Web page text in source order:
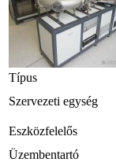
Típus
Szervezeti egység
Eszközfelelős
Üzembentartó